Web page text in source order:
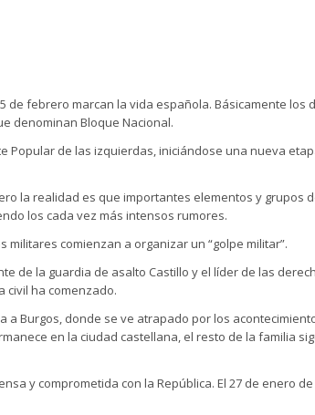
de febrero marcan la vida española. Básicamente
denominan Bloque Nacional.
Popular de las izquierdas, iniciándose una nueva
la realidad es que importantes elementos y grupos
los cada vez más intensos rumores.
comienzan a organizar un “golpe militar”.
de la guardia de asalto Castillo y el líder de las
civil ha comenzado.
Burgos, donde se ve atrapado por los
en la ciudad castellana, el resto de la familia
y comprometida con la República. El 27 de enero